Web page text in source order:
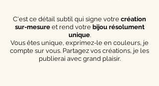
C'est ce détail subtil qui signe votre création
sur-mesureet rend votre bijou résolument
unique.
Vous êtes unique, exprimez-le en couleurs, je
compte sur vous. Partagez vos créations, je les
publierai avec grand plaisir.